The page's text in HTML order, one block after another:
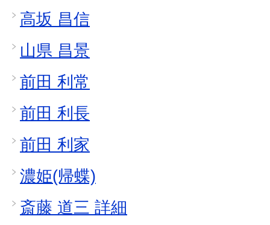
高坂 昌信
山県 昌景
前田 利常
前田 利長
前田 利家
濃姫(帰蝶)
斎藤 道三 詳細